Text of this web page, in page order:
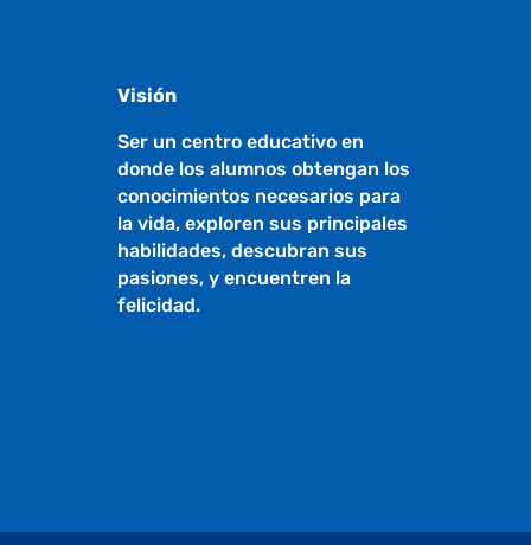
Visión
Ser un centro educativo en
donde los alumnos obtengan los
conocimientos necesarios para
la vida, exploren sus principales
habilidades, descubran sus
pasiones, y encuentren la
felicidad.